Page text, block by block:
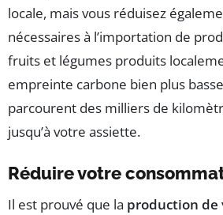
locale, mais vous réduisez
nécessaires à l’importation de
fruits et légumes produits
empreinte carbone bien plus
parcourent des milliers de
jusqu’à votre assiette.
Réduire votre
Il est prouvé que la production de